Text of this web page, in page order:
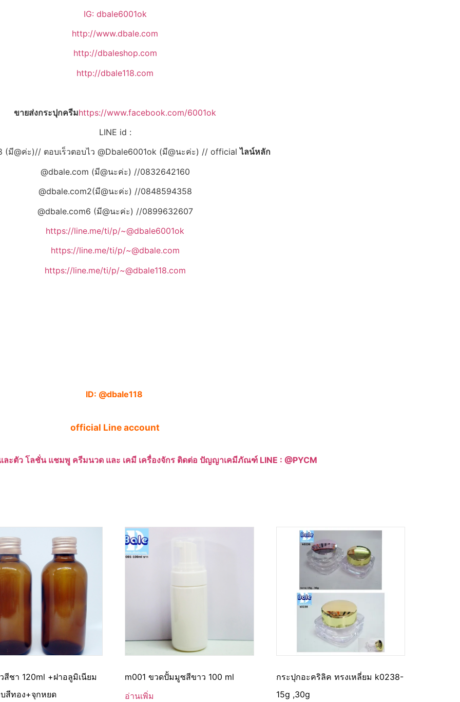
IG: dbale6001ok
http://www.dbale.com
http://dbaleshop.com
http://dbale118.com
ขายส่งกระปุกครีมhttps://www.facebook.com/6001ok
LINE id :
(มี@ค่ะ)// ตอบเร็วตอบไว @Dbale6001ok (มี@นะค่ะ) // officialไลน์หลัก
@dbale.com (มี@นะค่ะ) //0832642160
@dbale.com2(มี@นะค่ะ) //0848594358
@dbale.com6 (มี@นะค่ะ) //0899632607
https://line.me/ti/p/~@dbale6001ok
https://line.me/ti/p/~@dbale.com
https://line.me/ti/p/~@dbale118.com
ID: @dbale118
official Line account
ะตัว โลชั่น แชมพู ครีมนวด และ เคมี เครื่องจักร ติดต่อ ปัญญาเคมีภัณฑ์ LINE : @PYCM
สีชา 120ml +ฝาอลูมิเนียม
สีทอง+จุกหยด
m001 ขวดปั้มมูซสีขาว 100 ml
อ่านเพิ่ม
กระปุกอะคริลิค ทรงเหลี่ยม k0238-
15g ,30g